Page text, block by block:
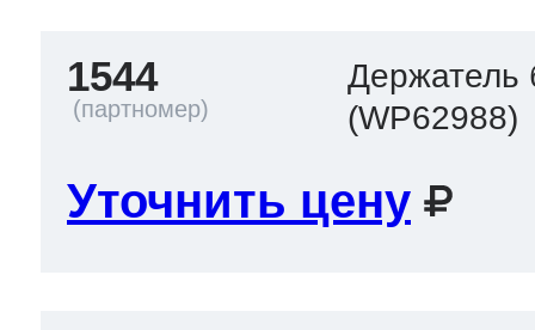
1544
Держатель
(WP62988)
Уточнить цену